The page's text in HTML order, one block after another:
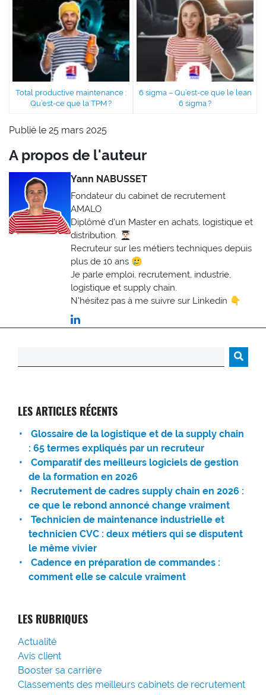
Total productive maintenance :
Qu’est-ce que la TPM ?
6 sigma – Qu’est-ce que le lean
6 sigma ?
Publié le 25 mars 2025
A propos de l'auteur
Yann NABUSSET
Fondateur du cabinet de recrutement
AMALO
Diplômé d'un Master en achats, logistique et
distribution. 👨🏻‍🎓
Recruteur sur les métiers techniques depuis
plus de 10 ans 🥲
Je parle emploi, recrutement, industrie,
logistique et supply chain.
N'hésitez pas à me suivre sur Linkedin 👇
LES ARTICLES RÉCENTS
Glossaire de la logistique et de la supply chain
: 65 termes expliqués par un recruteur
Comparatif des meilleurs logiciels de gestion
de la formation en 2026
Recrutement de cadres supply chain en 2026 :
ce que le rebond annoncé change vraiment
Technicien de maintenance industrielle et
technicien CVC : deux métiers qui se disputent
le même vivier
Cadence en préparation de commandes :
comment elle se calcule vraiment
LES RUBRIQUES
Actualité
Avis client
Booster sa carrière
Classements des meilleurs cabinets de recrutement